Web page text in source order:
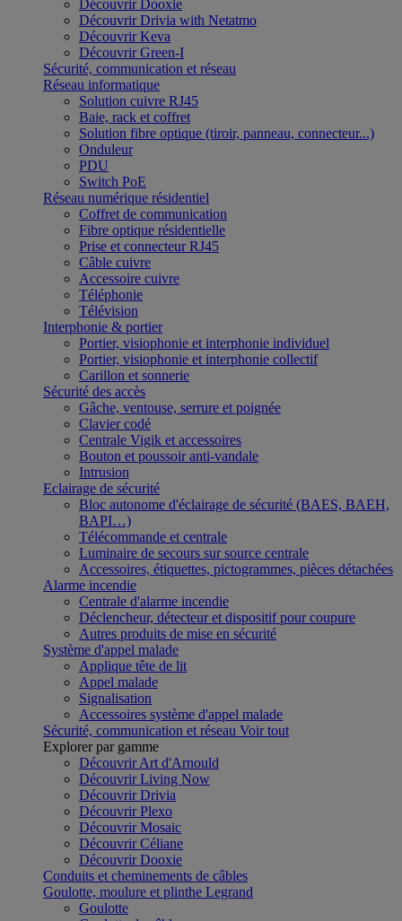
Découvrir Dooxie
Découvrir Drivia with Netatmo
Découvrir Keva
Découvrir Green-I
Sécurité, communication et réseau
Réseau informatique
Solution cuivre RJ45
Baie, rack et coffret
Solution fibre optique (tiroir, panneau, connecteur...)
Onduleur
PDU
Switch PoE
Réseau numérique résidentiel
Coffret de communication
Fibre optique résidentielle
Prise et connecteur RJ45
Câble cuivre
Accessoire cuivre
Téléphonie
Télévision
Interphonie & portier
Portier, visiophonie et interphonie individuel
Portier, visiophonie et interphonie collectif
Carillon et sonnerie
Sécurité des accès
Gâche, ventouse, serrure et poignée
Clavier codé
Centrale Vigik et accessoires
Bouton et poussoir anti-vandale
Intrusion
Eclairage de sécurité
Bloc autonome d'éclairage de sécurité (BAES, BAEH,
BAPI…)
Télécommande et centrale
Luminaire de secours sur source centrale
Accessoires, étiquettes, pictogrammes, pièces détachées
Alarme incendie
Centrale d'alarme incendie
Déclencheur, détecteur et dispositif pour coupure
Autres produits de mise en sécurité
Système d'appel malade
Applique tête de lit
Appel malade
Signalisation
Accessoires système d'appel malade
Sécurité, communication et réseau Voir tout
Explorer par gamme
Découvrir Art d'Arnould
Découvrir Living Now
Découvrir Drivia
Découvrir Plexo
Découvrir Mosaic
Découvrir Céliane
Découvrir Dooxie
Conduits et cheminements de câbles
Goulotte, moulure et plinthe Legrand
Goulotte